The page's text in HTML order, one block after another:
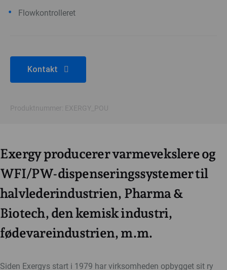
Flowkontrolleret
Kontakt
Produktnummer: EXERGY_POU
Exergy producerer varmevekslere og
WFI/PW-dispenseringssystemer til
halvlederindustrien, Pharma &
Biotech, den kemisk industri,
fødevareindustrien, m.m.
Siden Exergys start i 1979 har virksomheden opbygget sit ry